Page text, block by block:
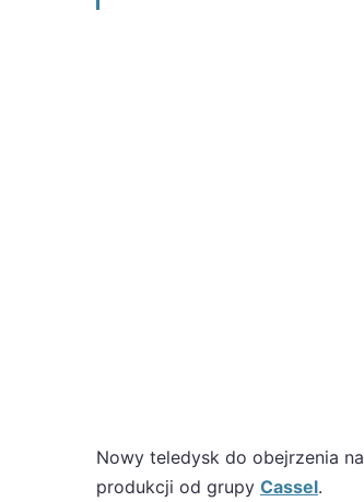
Nowy teledysk do obejrzenia na
produkcji od grupy Cassel.